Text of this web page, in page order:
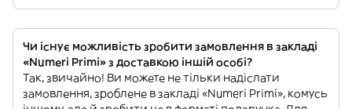
Чи існує можливість зробити замовлення в закладі
«Numeri Primi» з доставкою іншій особі?
Так, звичайно! Ви можете не тільки надіслати
замовлення, зроблене в закладі «Numeri Primi», комусь